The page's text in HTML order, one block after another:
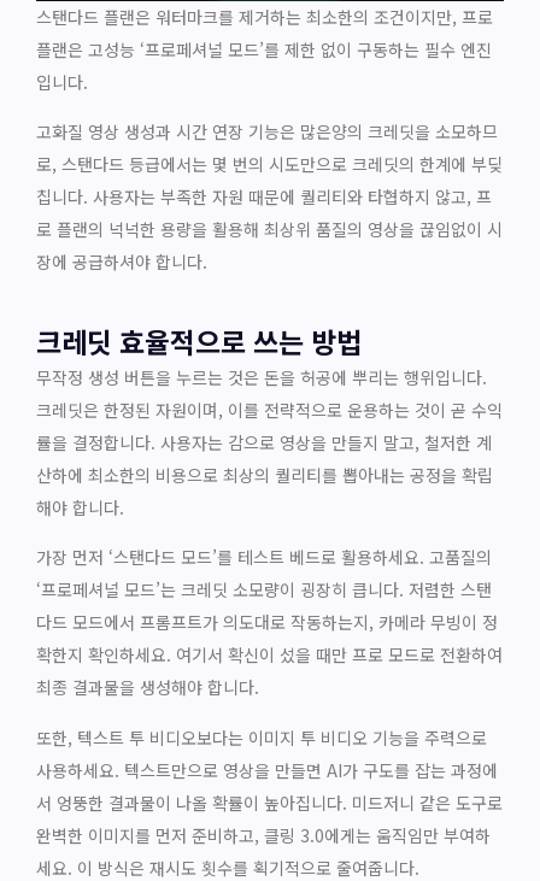
스탠다드 플랜은 워터마크를 제거하는 최소한의 조건이지만, 프로
플랜은 고성능 ‘프로페셔널 모드’를 제한 없이 구동하는 필수 엔진
입니다.
고화질 영상 생성과 시간 연장 기능은 많은양의 크레딧을 소모하므
로, 스탠다드 등급에서는 몇 번의 시도만으로 크레딧의 한계에 부딪
칩니다. 사용자는 부족한 자원 때문에 퀄리티와 타협하지 않고, 프
로 플랜의 넉넉한 용량을 활용해 최상위 품질의 영상을 끊임없이 시
장에 공급하셔야 합니다.
크레딧 효율적으로 쓰는 방법
무작정 생성 버튼을 누르는 것은 돈을 허공에 뿌리는 행위입니다.
크레딧은 한정된 자원이며, 이를 전략적으로 운용하는 것이 곧 수익
률을 결정합니다. 사용자는 감으로 영상을 만들지 말고, 철저한 계
산하에 최소한의 비용으로 최상의 퀄리티를 뽑아내는 공정을 확립
해야 합니다.
가장 먼저 ‘스탠다드 모드’를 테스트 베드로 활용하세요. 고품질의
‘프로페셔널 모드’는 크레딧 소모량이 굉장히 큽니다. 저렴한 스탠
다드 모드에서 프롬프트가 의도대로 작동하는지, 카메라 무빙이 정
확한지 확인하세요. 여기서 확신이 섰을 때만 프로 모드로 전환하여
최종 결과물을 생성해야 합니다.
또한, 텍스트 투 비디오보다는 이미지 투 비디오 기능을 주력으로
사용하세요. 텍스트만으로 영상을 만들면 AI가 구도를 잡는 과정에
서 엉뚱한 결과물이 나올 확률이 높아집니다. 미드저니 같은 도구로
완벽한 이미지를 먼저 준비하고, 클링 3.0에게는 움직임만 부여하
세요. 이 방식은 재시도 횟수를 획기적으로 줄여줍니다.